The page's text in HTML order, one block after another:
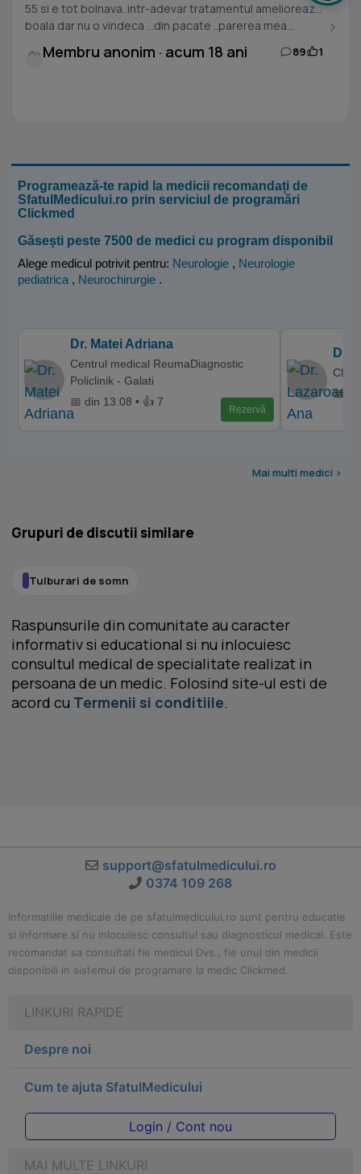
55 si e tot bolnava..intr-adevar tratamentul amelioreaza
boala dar nu o vindeca ...din pacate ..parerea mea...
Membru anonim · acum 18 ani 89 1
Programează-te rapid la medicii recomandați de
SfatulMedicului.ro prin serviciul de programări
Clickmed
Găsești peste 7500 de medici cu program disponibil
Alege medicul potrivit pentru: Neurologie , Neurologie
pediatrica , Neurochirurgie .
Dr. Matei Adriana
Centrul medical ReumaDiagnostic
Policlinik - Galati
📅 din 13.08 • 👍 7
Rezervă
Dr.
📅
Mai multi medici >
Grupuri de discutii similare
Tulburari de somn
Raspunsurile din comunitate au caracter
informativ si educational si nu inlocuiesc
consultul medical de specialitate realizat in
persoana de un medic. Folosind site-ul esti de
acord cu Termenii si conditiile.
support@sfatulmedicului.ro
0374 109 268
Informatiile medicale de pe sfatulmedicului.ro sunt pentru educatie
si informare si nu inlocuiesc consultul sau diagnosticul medical. Este
recomandat sa consultati fie medicul Dvs., fie unul din medicii
disponibili in sistemul de programare la medic Clickmed.
LINKURI RAPIDE
Despre noi
Cum te ajuta SfatulMedicului
Login / Cont nou
MAI MULTE LINKURI